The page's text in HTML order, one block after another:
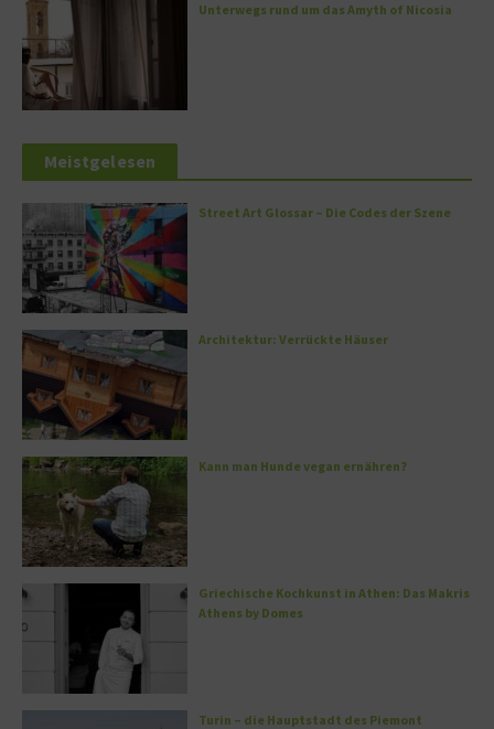
Unterwegs rund um das Amyth of Nicosia
Meistgelesen
Street Art Glossar – Die Codes der Szene
Architektur: Verrückte Häuser
Kann man Hunde vegan ernähren?
Griechische Kochkunst in Athen: Das Makris
Athens by Domes
Turin – die Hauptstadt des Piemont